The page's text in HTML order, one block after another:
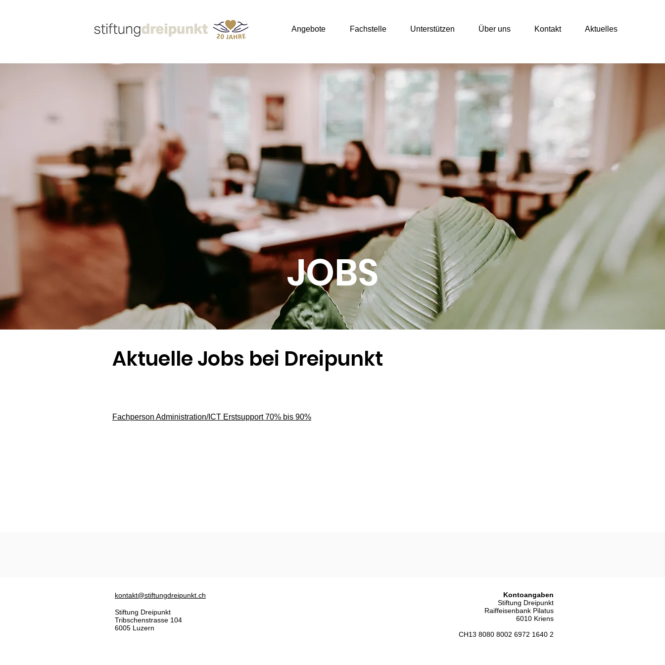
Angebote Fachstelle Unterstützen Über uns Kontakt Aktuelles
JOBS
Aktuelle Jobs bei Dreipunkt
Fachperson Administration/ICT Erstsupport 70% bis 90%
kontakt@stiftungdreipunkt.ch
Stiftung Dreipunkt
Tribschenstrasse 104
6005 Luzern
Kontoangaben
Stiftung Dreipunkt
Raiffeisenbank Pilatus
6010 Kriens
CH13 8080 8002 6972 1640 2